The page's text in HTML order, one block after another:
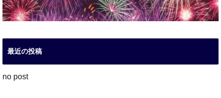
最近の投稿
no post